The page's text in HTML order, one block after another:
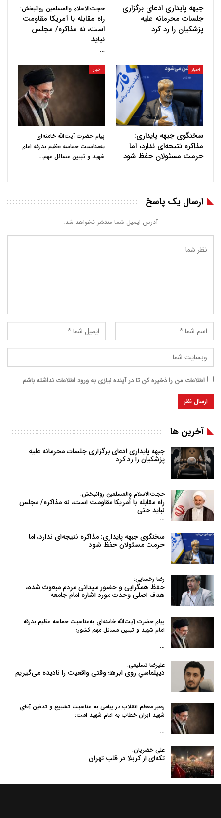
جبهه پایداری ادعای برگزاری
جلسات محرمانه علیه
پزشکیان را رد کرد
حجت‌الاسلام والمسلمین روانبخش:
راه مقابله با آمریکا مقاومت
است، نه مذاکره/ مجلس
نباید
…
اخبار
سخنگوی جبهه پایداری:
مذاکره نتیجه‌ای ندارد، اما
حرمت مسئولان حفظ شود
اخبار
پیام حضرت آیت‌الله خامنه‌ای
به‌مناسبت حماسه عظیم بدرقه امام
شهید و تبیین مسائل مهم…
ارسال یک پاسخ
آدرس ایمیل شما منتشر نخواهد شد.
اطلاعات من را ذخیره کن تا در آینده نیازی به ورود اطلاعات نداشته باشم
آخرین ها
جبهه پایداری ادعای برگزاری جلسات محرمانه علیه
پزشکیان را رد کرد
حجت‌الاسلام والمسلمین روانبخش:
راه مقابله با آمریکا مقاومت است، نه مذاکره/ مجلس
نباید حتی
…
سخنگوی جبهه پایداری: مذاکره نتیجه‌ای ندارد، اما
حرمت مسئولان حفظ شود
رضا رخسایی:
حفظ همگرایی و حضور میدانی مردم مبعوث شده،
هدف اصلی وحدت مورد اشاره امام جامعه
پیام حضرت آیت‌الله خامنه‌ای به‌مناسبت حماسه عظیم بدرقه
امام شهید و تبیین مسائل مهم کشور؛
…
علیرضا تسلیمی:
دیپلماسیِ روی ابرها؛ وقتی واقعیت را نادیده می‌گیریم
رهبر معظم انقلاب در پیامی به‌ مناسبت تشییع و تدفین آقای
شهید ایران خطاب به امام شهید امت:
…
علی خضریان:
تکه‌ای از کربلا در قلب تهران